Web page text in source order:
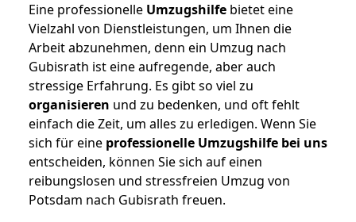
Eine professionelle Umzugshilfe bietet eine
Vielzahl von Dienstleistungen, um Ihnen die
Arbeit abzunehmen, denn ein Umzug nach
Gubisrath ist eine aufregende, aber auch
stressige Erfahrung. Es gibt so viel zu
organisieren und zu bedenken, und oft fehlt
einfach die Zeit, um alles zu erledigen. Wenn Sie
sich für eine professionelle Umzugshilfe bei uns
entscheiden, können Sie sich auf einen
reibungslosen und stressfreien Umzug von
Potsdam nach Gubisrath freuen.